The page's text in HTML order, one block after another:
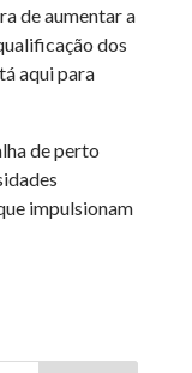
de aumentar a
dos
aqui para
de perto
impulsionam